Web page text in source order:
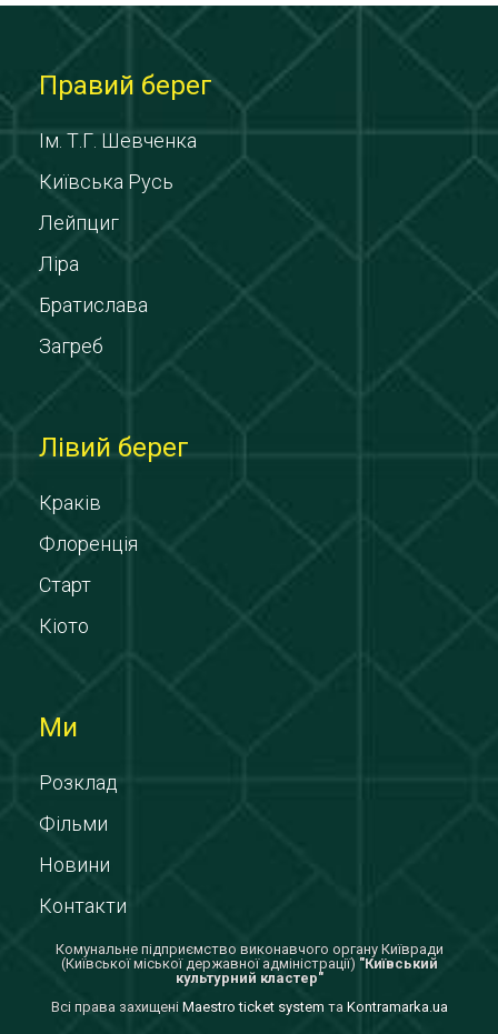
Правий берег
Ім. Т.Г. Шевченка
Київська Русь
Лейпциг
Ліра
Братислава
Загреб
Лівий берег
Краків
Флоренція
Старт
Кіото
Ми
Розклад
Фільми
Новини
Контакти
Комунальне підприємство виконавчого органу Київради
(Київської міської державної адміністрації) "Київський
культурний кластер"
Всi права захищенi Maestro ticket system та Kontramarka.ua